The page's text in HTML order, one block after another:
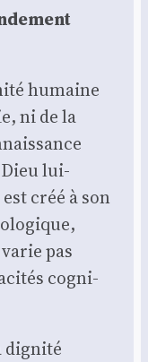
humaine
ni de la
lui-
créé à son
pas
cog­ni­
digni­té